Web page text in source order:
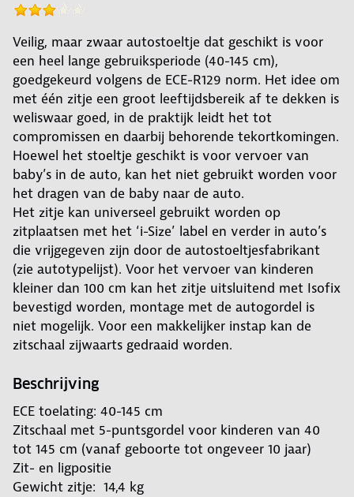
Veilig, maar zwaar autostoeltje dat geschikt is voor
een heel lange gebruiksperiode (40-145 cm),
goedgekeurd volgens de ECE-R129 norm. Het idee om
met één zitje een groot leeftijdsbereik af te dekken is
weliswaar goed, in de praktijk leidt het tot
compromissen en daarbij behorende tekortkomingen.
Hoewel het stoeltje geschikt is voor vervoer van
baby’s in de auto, kan het niet gebruikt worden voor
het dragen van de baby naar de auto.
Het zitje kan universeel gebruikt worden op
zitplaatsen met het ‘i-Size’ label en verder in auto’s
die vrijgegeven zijn door de autostoeltjesfabrikant
(zie autotypelijst). Voor het vervoer van kinderen
kleiner dan 100 cm kan het zitje uitsluitend met Isofix
bevestigd worden, montage met de autogordel is
niet mogelijk. Voor een makkelijker instap kan de
zitschaal zijwaarts gedraaid worden.
Beschrijving
ECE toelating: 40-145 cm
Zitschaal met 5-puntsgordel voor kinderen van 40
tot 145 cm (vanaf geboorte tot ongeveer 10 jaar)
Zit- en ligpositie
Gewicht zitje: 14,4 kg